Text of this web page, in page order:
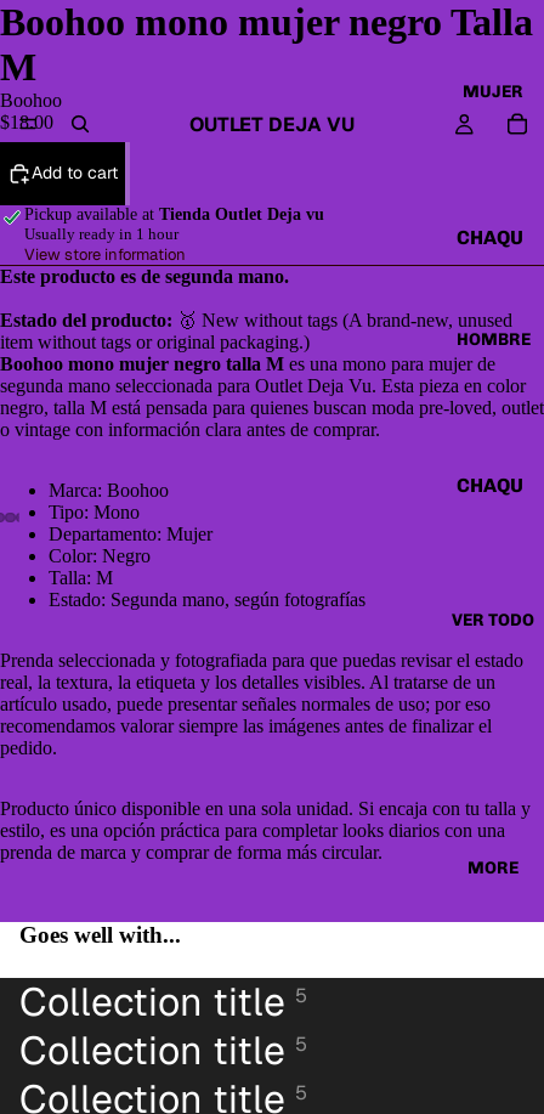
MUJER
CHAQU
ETAS Y
ORAS
HOODI
ES &
SWEAT
OTHER
TOPS
BLUSA
S
VESTID
OS
PANTAL
HOMBRE
CHAQU
HOODI
SWEAT
SHIRTS
JUMPE
RS
CAMIS
ETAS
VER TODO
MORE
OUTLET DEJA VU
Boohoo mono mujer negro Talla
M
Boohoo
$18.00
Add to cart
Pickup available at Tienda Outlet Deja vu
Usually ready in 1 hour
View store information
Este producto es de segunda mano.
Estado del producto: 🥇 New without tags (A brand-new, unused
item without tags or original packaging.)
Boohoo mono mujer negro talla M es una mono para mujer de
segunda mano seleccionada para Outlet Deja Vu. Esta pieza en color
negro, talla M está pensada para quienes buscan moda pre-loved, outlet
o vintage con información clara antes de comprar.
Marca: Boohoo
Tipo: Mono
Departamento: Mujer
Color: Negro
Talla: M
Estado: Segunda mano, según fotografías
Prenda seleccionada y fotografiada para que puedas revisar el estado
real, la textura, la etiqueta y los detalles visibles. Al tratarse de un
artículo usado, puede presentar señales normales de uso; por eso
recomendamos valorar siempre las imágenes antes de finalizar el
pedido.
Producto único disponible en una sola unidad. Si encaja con tu talla y
estilo, es una opción práctica para completar looks diarios con una
prenda de marca y comprar de forma más circular.
Goes well with...
Collection title 5
Collection title 5
Collection title 5